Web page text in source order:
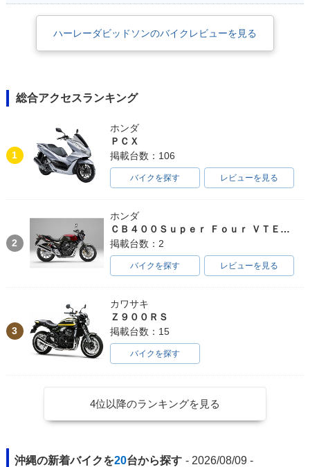
ハーレーダビッドソンのバイクレビューを見る
総合アクセスランキング
1
ホンダ
ＰＣＸ
掲載台数：106
バイクを探す レビューを見る
2
ホンダ
ＣＢ４００Ｓｕｐｅｒ Ｆｏｕｒ ＶＴＥＣ ＳＰＥＣ３
掲載台数：2
バイクを探す レビューを見る
3
カワサキ
Ｚ９００ＲＳ
掲載台数：15
バイクを探す
4位以降のランキングを見る
沖縄の新着バイクを20台から探す - 2026/08/09 -